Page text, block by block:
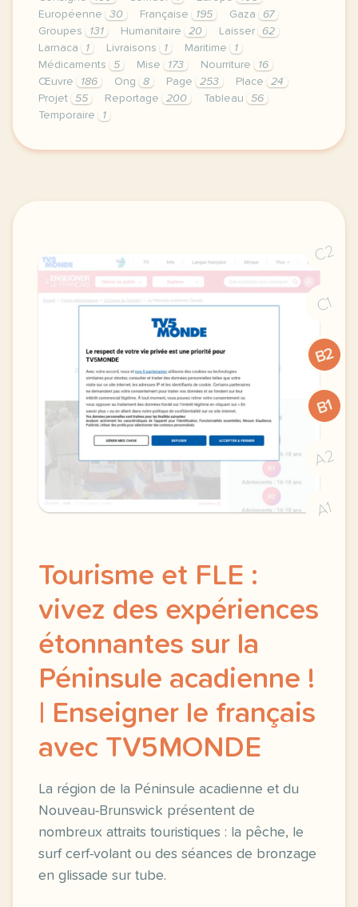
Européenne
30 Française 195 Gaza
67
Groupes
131 Humanitaire 20 Laisser
62
Larnaca
1 Livraisons 1 Maritime
1
Médicaments
5 Mise 173 Nourriture
16
Œuvre
186 Ong 8 Page 253 Place
24
Projet
55 Reportage 200 Tableau
56
Temporaire
1
le respect de votre vie privee est une priorite
C2
C1
B2
B1
A2
A1
Tourisme et FLE :
vivez des expériences
étonnantes sur la
Péninsule acadienne !
| Enseigner le français
avec TV5MONDE
La région de la Péninsule acadienne et du
Nouveau-Brunswick présentent de
nombreux attraits touristiques : la pêche, le
surf cerf-volant ou des séances de bronzage
en glissade sur tube.